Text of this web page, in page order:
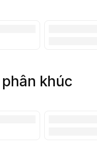
khúc